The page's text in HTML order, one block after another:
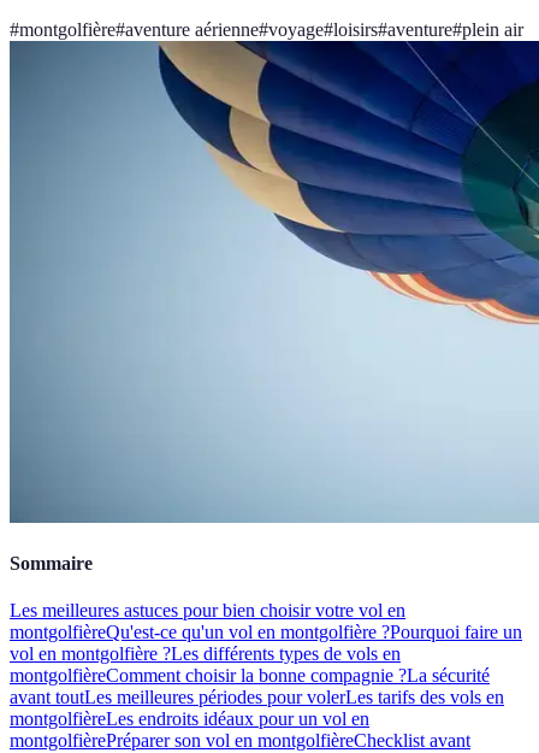
#montgolfière#aventure aérienne#voyage#loisirs#aventure#plein air
Sommaire
Les meilleures astuces pour bien choisir votre vol en
montgolfièreQu'est-ce qu'un vol en montgolfière ?Pourquoi faire un
vol en montgolfière ?Les différents types de vols en
montgolfièreComment choisir la bonne compagnie ?La sécurité
avant toutLes meilleures périodes pour volerLes tarifs des vols en
montgolfièreLes endroits idéaux pour un vol en
montgolfièrePréparer son vol en montgolfièreChecklist avant